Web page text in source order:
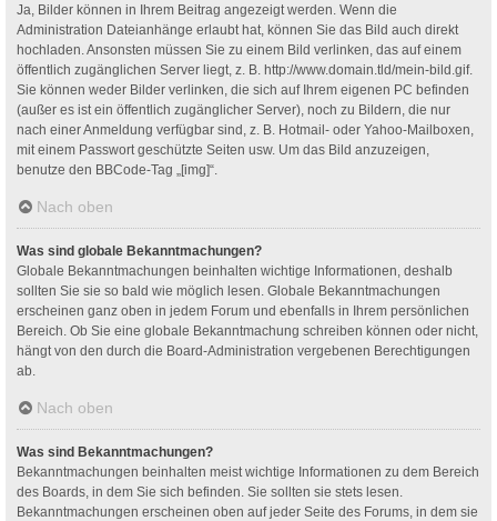
Ja, Bilder können in Ihrem Beitrag angezeigt werden. Wenn die
Administration Dateianhänge erlaubt hat, können Sie das Bild auch direkt
hochladen. Ansonsten müssen Sie zu einem Bild verlinken, das auf einem
öffentlich zugänglichen Server liegt, z. B. http://www.domain.tld/mein-bild.gif.
Sie können weder Bilder verlinken, die sich auf Ihrem eigenen PC befinden
(außer es ist ein öffentlich zugänglicher Server), noch zu Bildern, die nur
nach einer Anmeldung verfügbar sind, z. B. Hotmail- oder Yahoo-Mailboxen,
mit einem Passwort geschützte Seiten usw. Um das Bild anzuzeigen,
benutze den BBCode-Tag „[img]“.
Nach oben
Was sind globale Bekanntmachungen?
Globale Bekanntmachungen beinhalten wichtige Informationen, deshalb
sollten Sie sie so bald wie möglich lesen. Globale Bekanntmachungen
erscheinen ganz oben in jedem Forum und ebenfalls in Ihrem persönlichen
Bereich. Ob Sie eine globale Bekanntmachung schreiben können oder nicht,
hängt von den durch die Board-Administration vergebenen Berechtigungen
ab.
Nach oben
Was sind Bekanntmachungen?
Bekanntmachungen beinhalten meist wichtige Informationen zu dem Bereich
des Boards, in dem Sie sich befinden. Sie sollten sie stets lesen.
Bekanntmachungen erscheinen oben auf jeder Seite des Forums, in dem sie